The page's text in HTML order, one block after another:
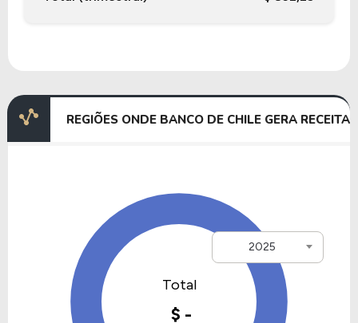
REGIÕES ONDE BANCO DE CHILE GERA RECEITA
2025